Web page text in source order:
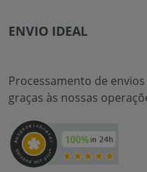
ENVIO IDEAL
Processamento de
graças às nossas